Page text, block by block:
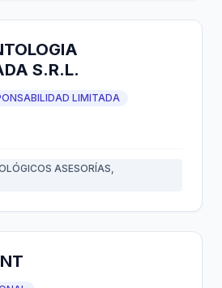
S.R.L.
LIMITADA
ASESORÍAS,